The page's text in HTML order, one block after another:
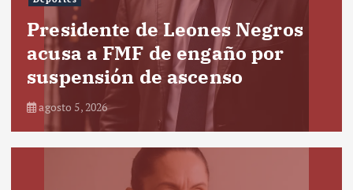
Presidente de Leones Negros
acusa a FMF de engaño por
suspensión de ascenso
agosto 5, 2026